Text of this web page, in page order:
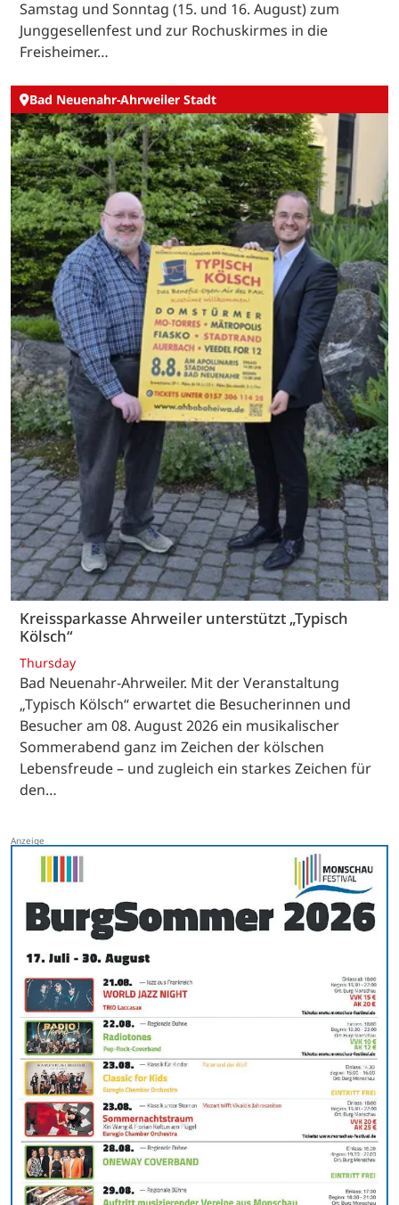
Samstag und Sonntag (15. und 16. August) zum
Junggesellenfest und zur Rochuskirmes in die
Freisheimer…
Bad Neuenahr-Ahrweiler Stadt
Kreissparkasse Ahrweiler unterstützt „Typisch
Kölsch“
Thursday
Bad Neuenahr-Ahrweiler. Mit der Veranstaltung
„Typisch Kölsch“ erwartet die Besucherinnen und
Besucher am 08. August 2026 ein musikalischer
Sommerabend ganz im Zeichen der kölschen
Lebensfreude – und zugleich ein starkes Zeichen für
den…